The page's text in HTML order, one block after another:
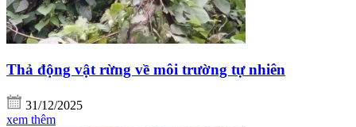
Thả động vật rừng về môi trường tự nhiên
31/12/2025
xem thêm